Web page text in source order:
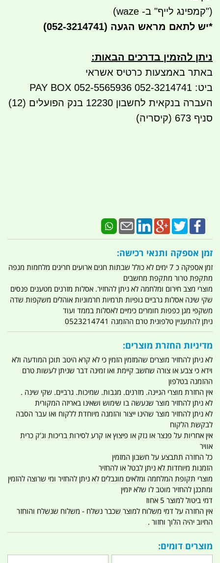
("קמפינג לייף" ב- waze)
*יש לתאם מראש הגעה (052-3214741)
ניתן להזמין בדרכים הבאות:
באתר באמצעות כרטיס אשראי
ביט: 052-3214741 052-5565936 PAY BOX
העברה בנקאית לחשבון 12230 בנק הפועלים (12)
סניף 673 (קיסריה)
זמן אספקה ותנאי רכישה:
זמן אספקה כ 7 ימים לא כולל שבתות חגים ארועים חריגים מלחמות מגפה
מתקפת טרור מתקפת מחשבים
מוצרי מצב חירום ומלחמה לא ניתן להחזיר. אסלות מזרנים מטענים פנסים
שקי שינה אסלות גרביים גופיות תרמיות חרמוניות אוהלים משקפות שדה
משקפי מגן כפפות חומרים כימיים לאסלות בממד ועוד
ניתן להתעניין טלפונית טרם ההזמנה 0523214741
מדיניות החזרת מוצרים:
לא ניתן להחזיר מוצרים שהמזמין הזמין כי לא קרא היטב תוכן המודעה ולא
וידא כי צבע או צורה שחשב קיימת ואו זמינה דבר שניתן לעשות טרם
ההזמנה בטלפון
אין החזרת מוצרי הגיינה. מזרנים. מגבות. שמיכות. גרביים. שקי שינה .
לא ניתן להחזיר מוצר שנעשה בו שימוש ושאינו באריזה המקורית
לא ניתן להחזיר מוצר שהינו ייצור והזמנה מיוחדת ללקוח ואו עבר הסבה
לבקשת הלקוח
אין אחריות על פנצר או נזק או פיצוץ או קרע לסירות בריכות וג'ק כרית
אוויר
כל החזרה תתבצע על חשבון המזמין
הזמנות מיוחדות לא ניתן לבטל או להחזיר
מוצרי תקופת המלחמה ומלאים מוגבלים לא ניתן להחזיר ומי שרוצה להזמין
ומתכנן להחזיר מוטב לו שלא יזמין
דמי ביטול למוצר 5 אחוז
אין החזרה על דמי משלוח למוצר שכבר נשלח - משלוח שנשלח והוחזר
החיוב יהיה הלוך וחזור .
מוצרים דומים: